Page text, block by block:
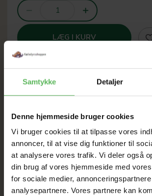
Samtykke Detaljer
Denne hjemmeside bruger cookies
Vi bruger cookies til at tilpasse vores
annoncer, til at vise dig funktioner til
at analysere vores trafik. Vi deler også
din brug af vores hjemmeside med
for sociale medier,
analysepartnere. Vores partnere kan
LÆG I KURV
TIL D. 8
HELE